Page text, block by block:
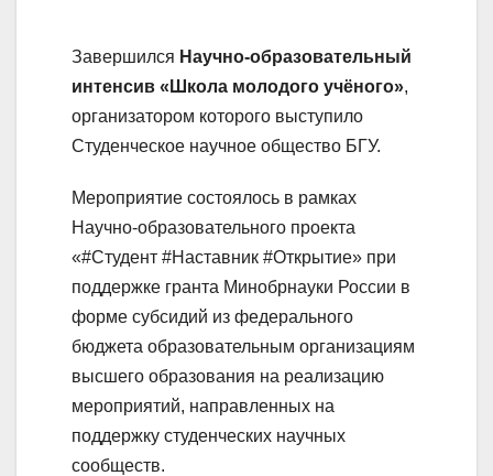
Завершился Научно-образовательный
интенсив «Школа молодого учёного»,
организатором которого выступило
Студенческое научное общество БГУ.
Мероприятие состоялось в рамках
Научно-образовательного проекта
«#Студент #Наставник #Открытие» при
поддержке гранта Минобрнауки России в
форме субсидий из федерального
бюджета образовательным организациям
высшего образования на реализацию
мероприятий, направленных на
поддержку студенческих научных
сообществ.